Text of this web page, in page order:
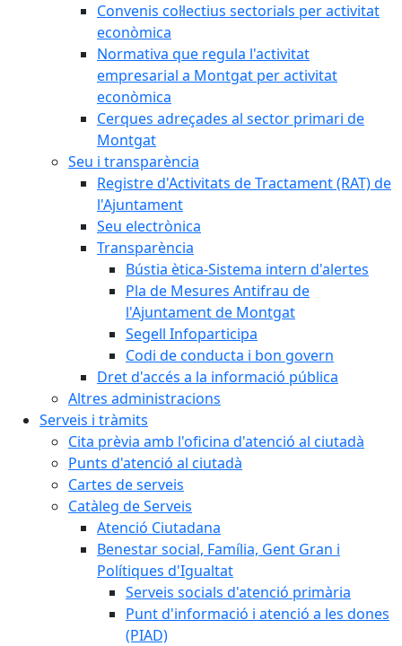
Convenis col·lectius sectorials per activitat
econòmica
Normativa que regula l'activitat
empresarial a Montgat per activitat
econòmica
Cerques adreçades al sector primari de
Montgat
Seu i transparència
Registre d'Activitats de Tractament (RAT) de
l'Ajuntament
Seu electrònica
Transparència
Bústia ètica-Sistema intern d'alertes
Pla de Mesures Antifrau de
l'Ajuntament de Montgat
Segell Infoparticipa
Codi de conducta i bon govern
Dret d'accés a la informació pública
Altres administracions
Serveis i tràmits
Cita prèvia amb l'oficina d'atenció al ciutadà
Punts d'atenció al ciutadà
Cartes de serveis
Catàleg de Serveis
Atenció Ciutadana
Benestar social, Família, Gent Gran i
Polítiques d'Igualtat
Serveis socials d'atenció primària
Punt d'informació i atenció a les dones
(PIAD)